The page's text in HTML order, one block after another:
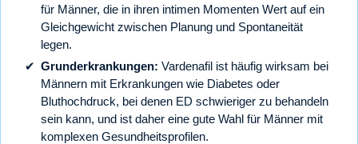
für Männer, die in ihren intimen Momenten Wert auf ein
Gleichgewicht zwischen Planung und Spontaneität
legen.
Grunderkrankungen: Vardenafil ist häufig wirksam bei
Männern mit Erkrankungen wie Diabetes oder
Bluthochdruck, bei denen ED schwieriger zu behandeln
sein kann, und ist daher eine gute Wahl für Männer mit
komplexen Gesundheitsprofilen.